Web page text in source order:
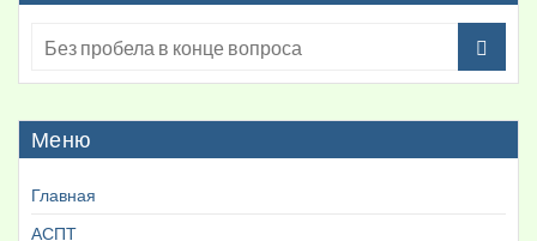
Меню
Главная
АСПТ